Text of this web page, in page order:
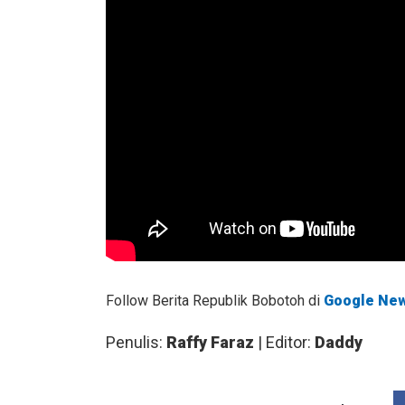
Follow Berita Republik Bobotoh di Google
Penulis: Raffy Faraz | Editor: Daddy